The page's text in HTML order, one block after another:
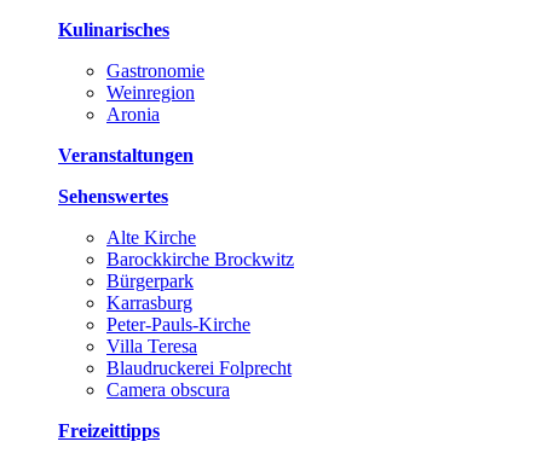
Kulinarisches
Gastronomie
Weinregion
Aronia
Veranstaltungen
Sehenswertes
Alte Kirche
Barockkirche Brockwitz
Bürgerpark
Karrasburg
Peter-Pauls-Kirche
Villa Teresa
Blaudruckerei Folprecht
Camera obscura
Freizeittipps